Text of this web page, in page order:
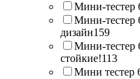
Мини-тестер
Мини-
дизайн159
Мини-тестер
стойкие!113
Мини тестер